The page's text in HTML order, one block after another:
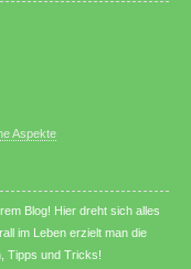
Aspekte
Blog! Hier dreht sich alles
im Leben erzielt man die
Tipps und Tricks!